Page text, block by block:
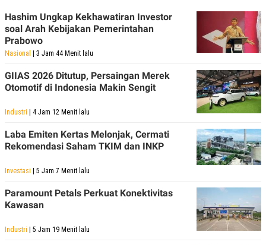
E
R
R
T
I
S
I
G
K
M
E
I
A
D
OF
Hashim Ungkap Kekhawatiran Investor
soal Arah Kebijakan Pemerintahan
Prabowo
Nasional | 3 Jam 44 Menit lalu
GIIAS 2026 Ditutup, Persaingan Merek
Otomotif di Indonesia Makin Sengit
Industri | 4 Jam 12 Menit lalu
Laba Emiten Kertas Melonjak, Cermati
Rekomendasi Saham TKIM dan INKP
Investasi | 5 Jam 7 Menit lalu
Paramount Petals Perkuat Konektivitas
Kawasan
Industri | 5 Jam 19 Menit lalu